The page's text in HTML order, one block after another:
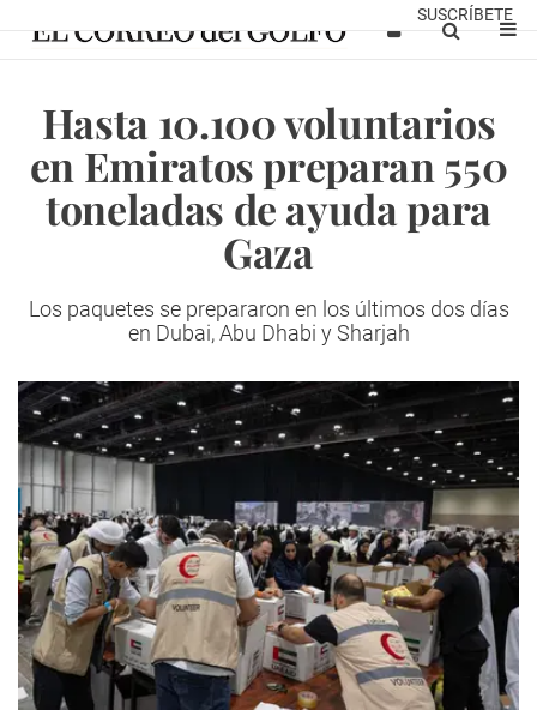
SUSCRÍBETE
Hasta 10.100 voluntarios
en Emiratos preparan 550
toneladas de ayuda para
Gaza
Los paquetes se prepararon en los últimos dos días
en Dubai, Abu Dhabi y Sharjah